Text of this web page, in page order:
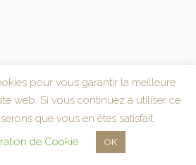
pour vous garantir la meilleure
web. Si vous continuez à utiliser ce
que vous en êtes satisfait.
de Cookie
OK